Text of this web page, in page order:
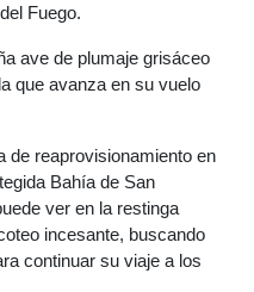
Fuego.
ave de plumaje grisáceo
que avanza en su vuelo
de reaprovisionamiento en
Bahía de San
ver en la restinga
incesante, buscando
continuar su viaje a los